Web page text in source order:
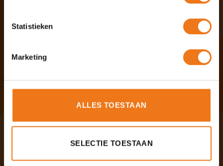
Statistieken
Marketing
ALLES TOESTAAN
SELECTIE TOESTAAN
Handig
Aan de slag met Omgevingshuis
Aanmelden als zelfstandig ondernemer
Algemeen